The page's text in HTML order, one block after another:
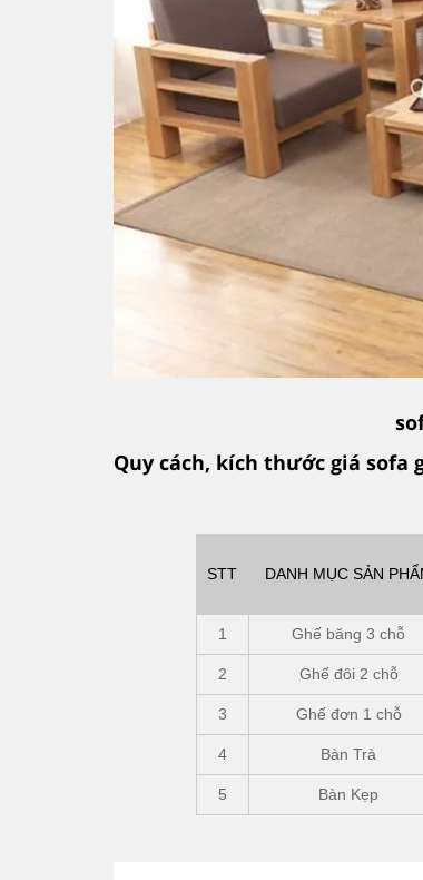
Quy cách, kích thước giá
STT DANH MỤC SẢN
1 Ghế băng 3 chỗ
2 Ghế đôi 2 chỗ
3 Ghế đơn 1 chỗ
4 Bàn Trà
5 Bàn Kẹp